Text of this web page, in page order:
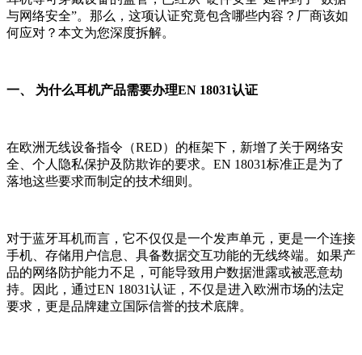
与网络安全”。那么，这项认证究竟包含哪些内容？厂商该如
何应对？本文为您深度拆解。
一、 为什么耳机产品需要办理EN 18031认证
在欧洲无线设备指令（RED）的框架下，新增了关于网络安
全、个人隐私保护及防欺诈的要求。EN 18031标准正是为了
落地这些要求而制定的技术细则。
对于蓝牙耳机而言，它不仅仅是一个发声单元，更是一个连接
手机、存储用户信息、具备数据交互功能的无线终端。如果产
品的网络防护能力不足，可能导致用户数据泄露或被恶意劫
持。因此，通过EN 18031认证，不仅是进入欧洲市场的法定
要求，更是品牌建立国际信誉的技术底牌。